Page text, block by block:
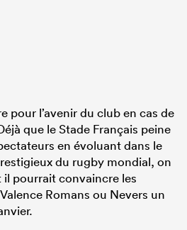
pour l’avenir du club en cas de
que le Stade Français peine
en évoluant dans le
du rugby mondial, on
pourrait convaincre les
Romans ou Nevers un